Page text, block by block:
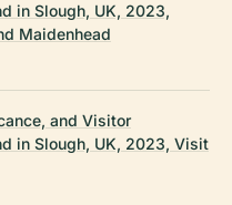
in Slough, UK, 2023,
Maidenhead
and Visitor
in Slough, UK, 2023, Visit